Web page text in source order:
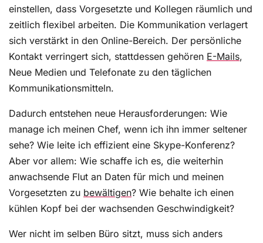
einstellen, dass Vorgesetzte und Kollegen räumlich und
zeitlich flexibel arbeiten. Die Kommunikation verlagert
sich verstärkt in den Online-Bereich. Der persönliche
Kontakt verringert sich, stattdessen gehören E-Mails,
Neue Medien und Telefonate zu den täglichen
Kommunikationsmitteln.
Dadurch entstehen neue Herausforderungen: Wie
manage ich meinen Chef, wenn ich ihn immer seltener
sehe? Wie leite ich effizient eine Skype-Konferenz?
Aber vor allem: Wie schaffe ich es, die weiterhin
anwachsende Flut an Daten für mich und meinen
Vorgesetzten zu bewältigen? Wie behalte ich einen
kühlen Kopf bei der wachsenden Geschwindigkeit?
Wer nicht im selben Büro sitzt, muss sich anders